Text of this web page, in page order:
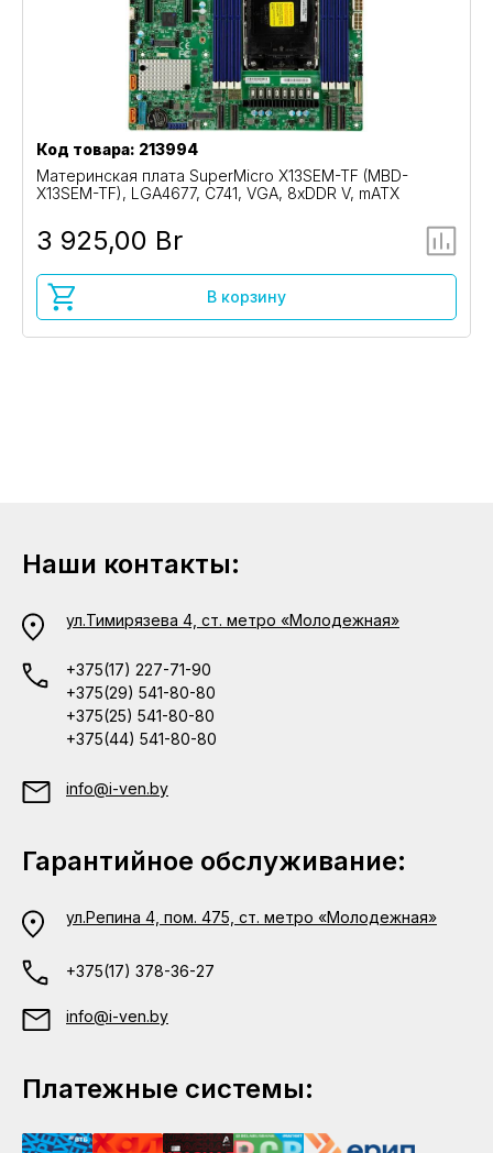
Код товара: 213994
Материнская плата SuperMicro X13SEM-TF (MBD-
X13SEM-TF), LGA4677, C741, VGA, 8xDDR V, mATX
3 925,00 Br
В корзину
Наши контакты:
ул.Тимирязева 4, ст. метро «Молодежная»
+375(17) 227-71-90
+375(29) 541-80-80
+375(25) 541-80-80
+375(44) 541-80-80
info@i-ven.by
Гарантийное обслуживание:
ул.Репина 4, пом. 475, ст. метро «Молодежная»
+375(17) 378-36-27
info@i-ven.by
Платежные системы: